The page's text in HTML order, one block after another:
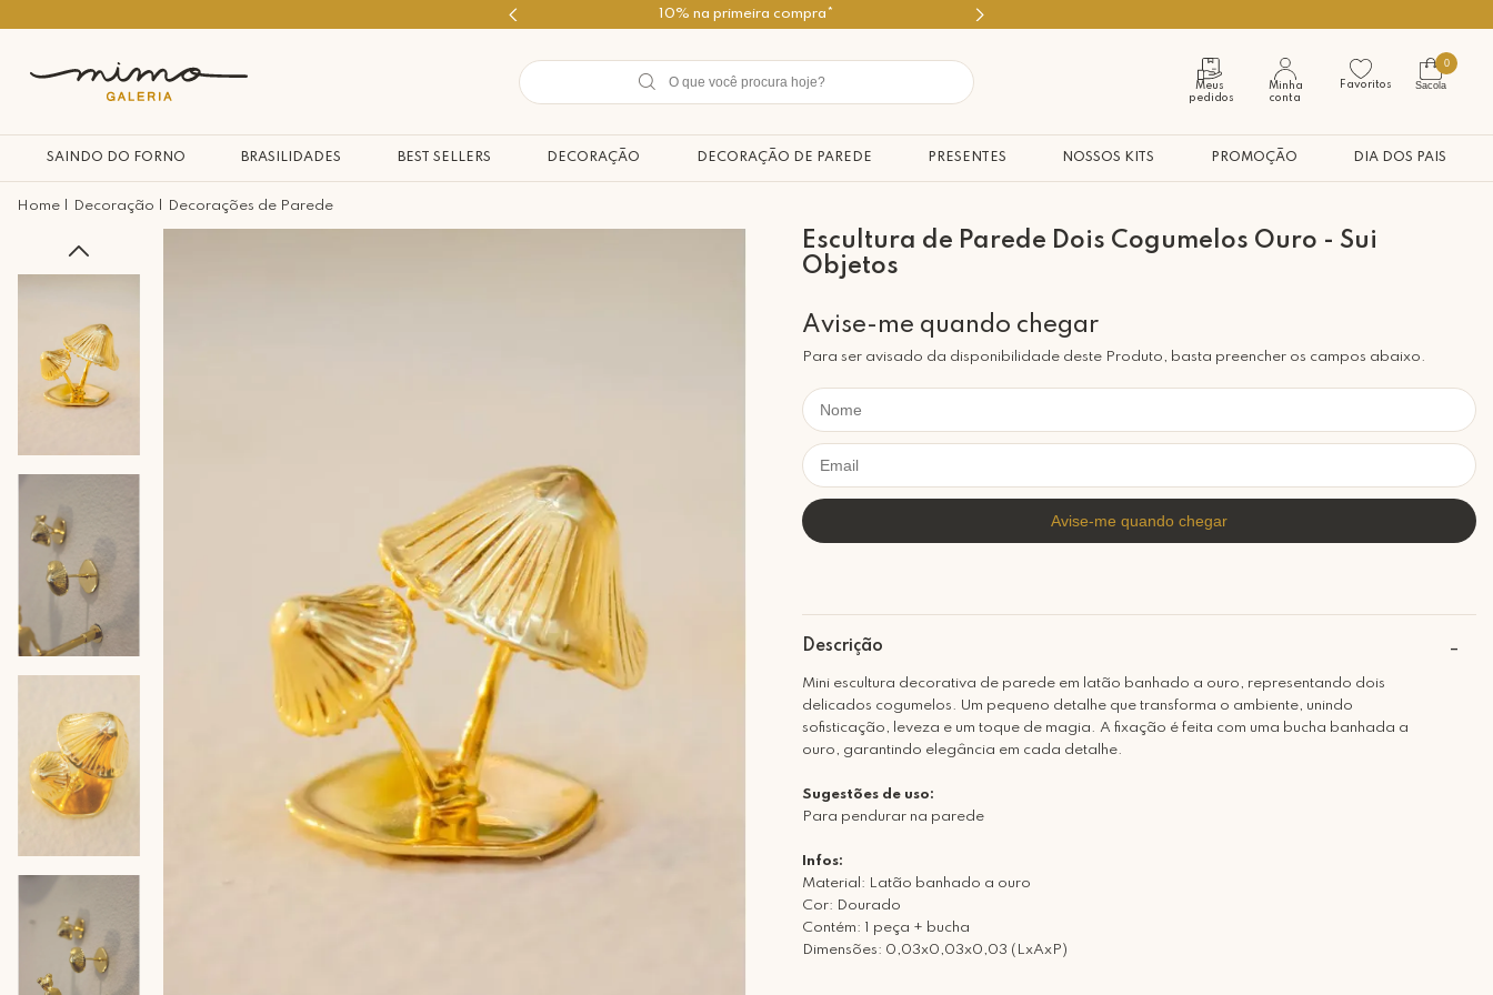
Use o cupom PRIMEIROMIMO
Meus
pedidos
Minha
conta
Favoritos
0
Sacola
SAINDO DO FORNO BRASILIDADES BEST SELLERS DECORAÇÃO DECORAÇÃO DE PAREDE PRESENTES NOSSOS KITS PROMOÇÃO DIA DOS PAIS
Decoração Decorações de Parede
Escultura de Parede Dois Cogumelos Ouro - Sui
Objetos
Para ser avisado da disponibilidade deste Produto, basta preencher os campos abaixo.
Descrição
Mini escultura decorativa de parede em latão banhado a ouro, representando dois
delicados cogumelos. Um pequeno detalhe que transforma o ambiente, unindo
sofisticação, leveza e um toque de magia. A fixação é feita com uma bucha banhada a
ouro, garantindo elegância em cada detalhe.
Sugestões de uso:
Para pendurar na parede
Infos:
Material: Latão banhado a ouro
Cor: Dourado
Contém: 1 peça + bucha
Dimensões: 0,03x0,03x0,03 (LxAxP)